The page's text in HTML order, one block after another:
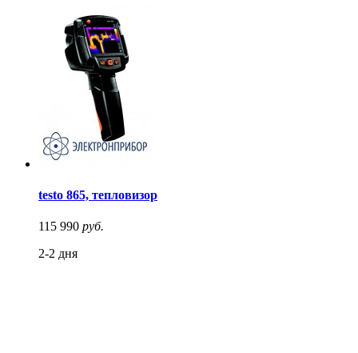
testo 865, тепловизор
115 990 руб.
2-2 дня